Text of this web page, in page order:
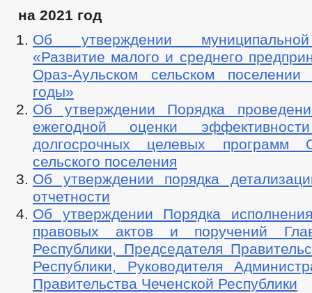
на 2021 год
Об утверждении
«Развитие малого и среднего
Ораз-Аульском сельском
годы»
Об утверждении Порядка
ежегодной оценки
долгосрочных целевых программ
сельского поселения
Об утверждении порядка
отчетности
Об утверждении Порядка
правовых актов и поручений
Республики, Председателя
Республики, Руководителя
Правительства Чеченской Республики